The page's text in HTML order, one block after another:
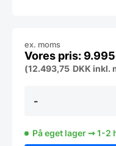
-
køleskab
brugt
ex. moms
(12.493,75 DKK inkl.
På eget lager ➞ 1-2